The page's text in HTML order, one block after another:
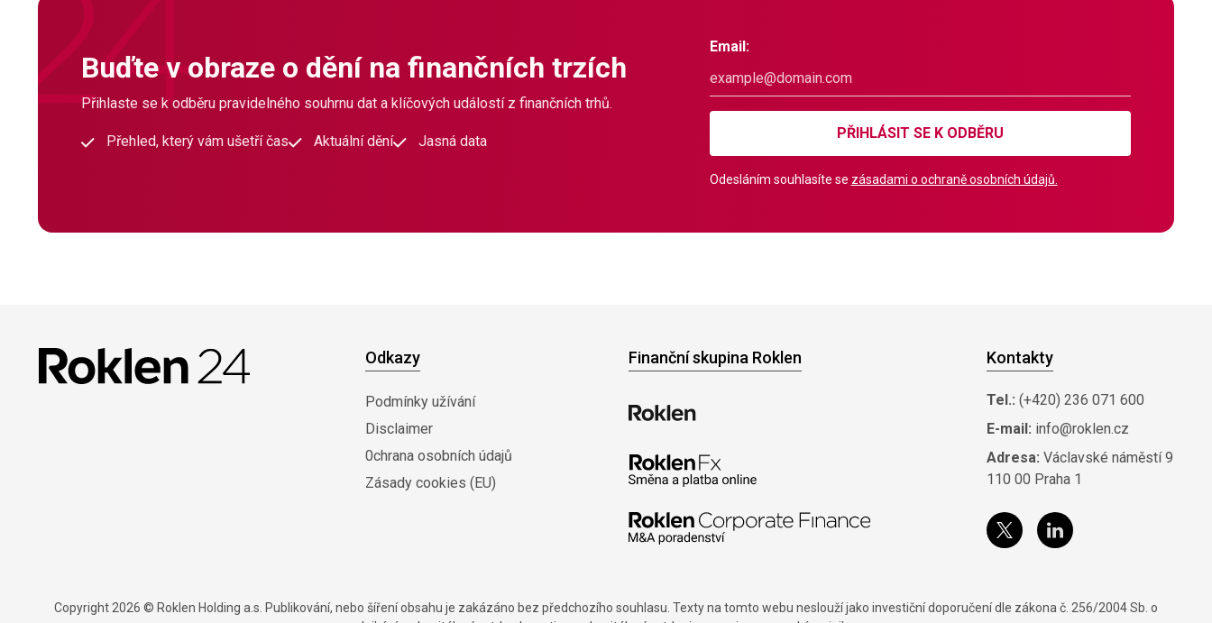
Buďte v obraze o dění na finančních trzích
Přihlaste se k odběru pravidelného souhrnu dat a klíčových událostí z finančních trhů.
Přehled, který vám ušetří čas Aktuální dění Jasná data
Email:
PŘIHLÁSIT SE K ODBĚRU
Odesláním souhlasíte se zásadami o ochraně osobních údajů.
Odkazy
Podmínky užívání
Disclaimer
0chrana osobních údajů
Zásady cookies (EU)
Finanční skupina Roklen Kontakty
Tel.: (+420) 236 071 600
E-mail: info@roklen.cz
Adresa: Václavské náměstí 9
110 00 Praha 1
Copyright 2026 © Roklen Holding a.s. Publikování, nebo šíření obsahu je zakázáno bez předchozího souhlasu. Texty na tomto webu neslouží jako investiční doporučení dle zákona č. 256/2004 Sb. o